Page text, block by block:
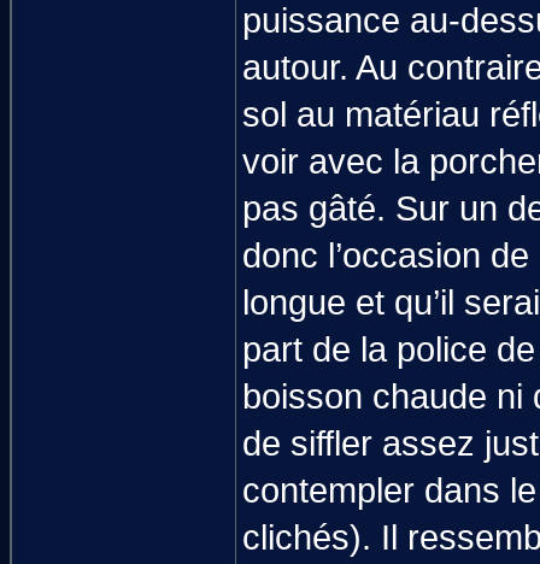
puissance au-
autour. Au
sol au matériau
voir avec la
pas gâté. Sur un
donc l’occasion
longue et qu’il
part de la police
boisson chaude ni
de siffler assez
contempler dans
clichés). Il